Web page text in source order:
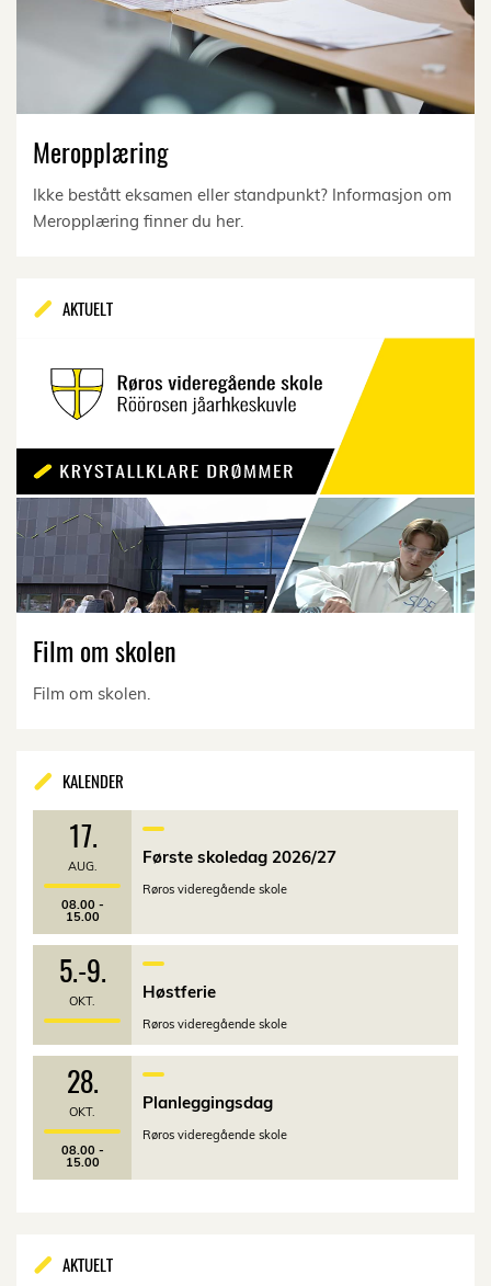
Meropplæring
Ikke bestått eksamen eller standpunkt? Informasjon om
Meropplæring finner du her.
AKTUELT
Film om skolen
Film om skolen.
KALENDER
17.
AUG.
08.00 -
15.00
Første skoledag 2026/27
Røros videregående skole
5.-9.
OKT. Høstferie
Røros videregående skole
28.
OKT.
08.00 -
15.00
Planleggingsdag
Røros videregående skole
AKTUELT